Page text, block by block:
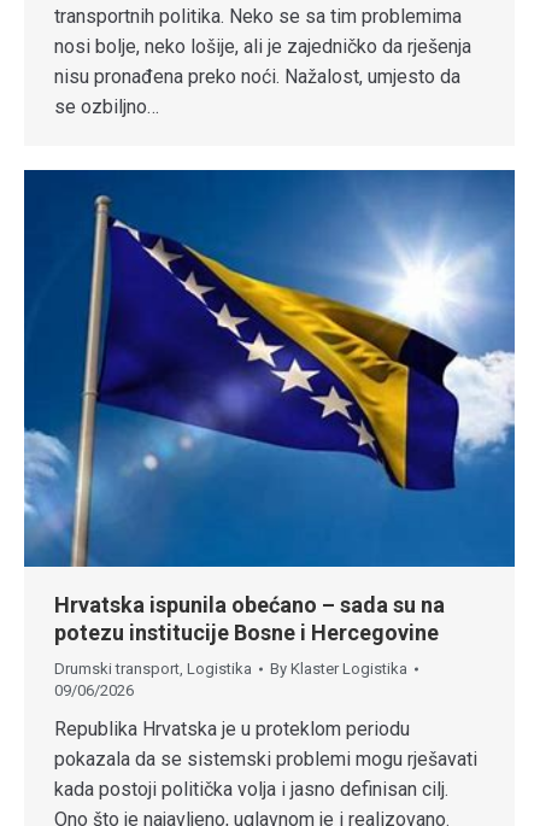
transportnih politika. Neko se sa tim problemima
nosi bolje, neko lošije, ali je zajedničko da rješenja
nisu pronađena preko noći. Nažalost, umjesto da
se ozbiljno…
Hrvatska ispunila obećano – sada su na
potezu institucije Bosne i Hercegovine
Drumski transport Logistika By Klaster Logistika
09/06/2026
Republika Hrvatska je u proteklom periodu
pokazala da se sistemski problemi mogu rješavati
kada postoji politička volja i jasno definisan cilj.
Ono što je najavljeno, uglavnom je i realizovano.